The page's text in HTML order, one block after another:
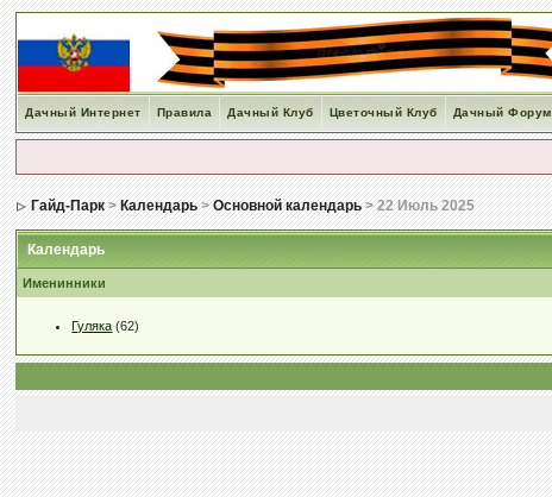
Дачный Интернет Правила Дачный Клуб Цветочный Клуб Дачный Форум
Гайд-Парк>Календарь>Основной календарь> 22 Июль 2025
Календарь
Именинники
Гуляка (62)